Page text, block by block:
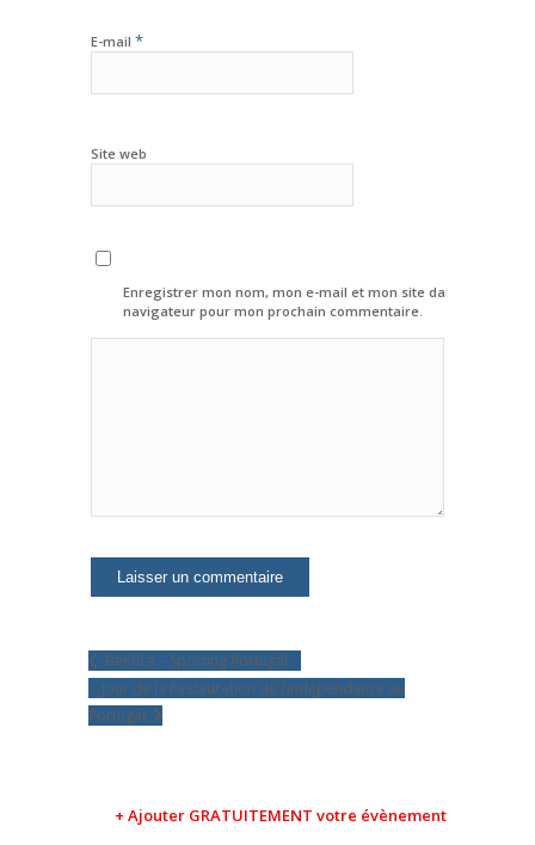
E-mail *
Site web
Enregistrer mon nom, mon e-mail et mon site dans le
navigateur pour mon prochain commentaire.
Benfica – Sporting Portugal
Jour de la Restauration de l’indépendance au
Portugal
+ Ajouter GRATUITEMENT votre évènement